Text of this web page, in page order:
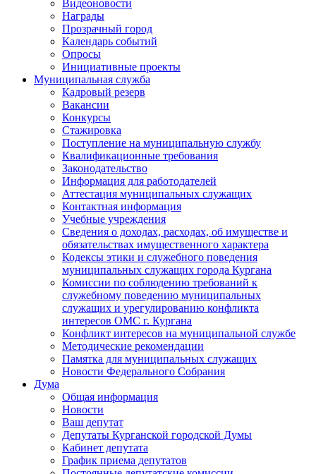
Видеоновости
Награды
Прозрачный город
Календарь событий
Опросы
Инициативные проекты
Муниципальная служба
Кадровый резерв
Вакансии
Конкурсы
Стажировка
Поступление на муниципальную службу
Квалификационные требования
Законодательство
Информация для работодателей
Аттестация муниципальных служащих
Контактная информация
Учебные учреждения
Сведения о доходах, расходах, об имуществе и
обязательствах имущественного характера
Кодексы этики и служебного поведения
муниципальных служащих города Кургана
Комиссии по соблюдению требований к
служебному поведению муниципальных
служащих и урегулированию конфликта
интересов ОМС г. Кургана
Конфликт интересов на муниципальной службе
Методические рекомендации
Памятка для муниципальных служащих
Новости Федерального Cобрания
Дума
Общая информация
Новости
Ваш депутат
Депутаты Курганской городской Думы
Кабинет депутата
График приема депутатов